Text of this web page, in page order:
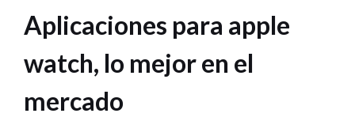
Aplicaciones para apple
watch, lo mejor en el
mercado